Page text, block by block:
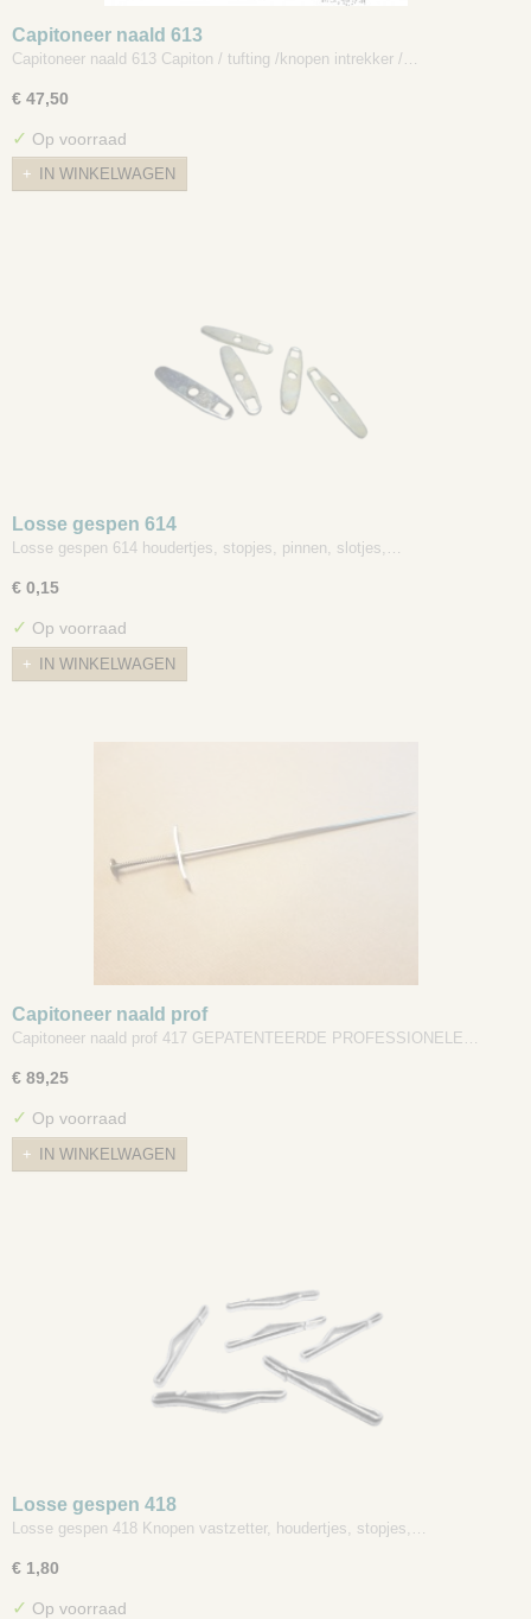
Capitoneer naald 613
Capitoneer naald 613 Capiton / tufting /knopen intrekker /…
€ 47,50
✓ Op voorraad
IN WINKELWAGEN
Losse gespen 614
Losse gespen 614 houdertjes, stopjes, pinnen, slotjes,…
€ 0,15
✓ Op voorraad
IN WINKELWAGEN
Capitoneer naald prof
Capitoneer naald prof 417 GEPATENTEERDE PROFESSIONELE…
€ 89,25
✓ Op voorraad
IN WINKELWAGEN
Losse gespen 418
Losse gespen 418 Knopen vastzetter, houdertjes, stopjes,…
€ 1,80
✓ Op voorraad